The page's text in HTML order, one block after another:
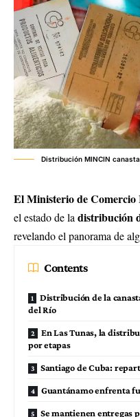
Distribución MINCIN
El Ministerio de
el estado de ladistribución
revelando el panorama de
Contents
Distribución de la
del Río
En Las Tunas, la
por etapas
Santiago de Cuba:
Guantánamo enfrenta
Se mantienen entregas